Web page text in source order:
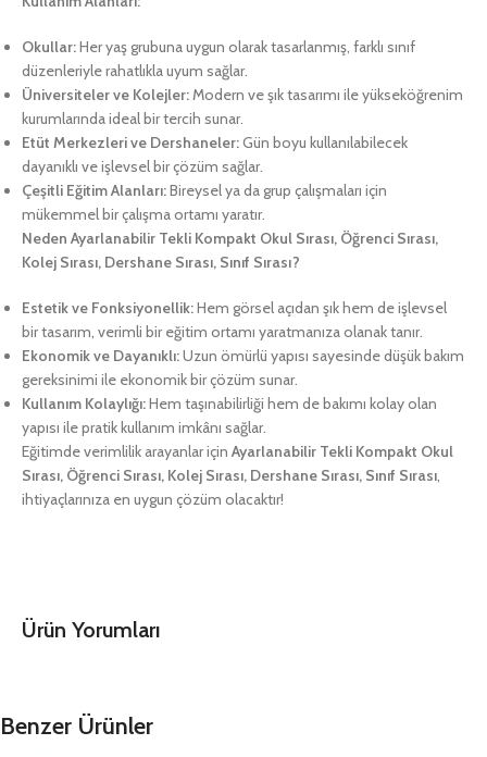
Okullar:Her yaş grubuna uygun olarak tasarlanmış, farklı sınıf
düzenleriyle rahatlıkla uyum sağlar.
Üniversiteler ve Kolejler:Modern ve şık tasarımı ile yükseköğrenim
kurumlarında ideal bir tercih sunar.
Etüt Merkezleri ve Dershaneler:Gün boyu kullanılabilecek
dayanıklı ve işlevsel bir çözüm sağlar.
Çeşitli Eğitim Alanları:Bireysel ya da grup çalışmaları için
mükemmel bir çalışma ortamı yaratır.
Neden Ayarlanabilir Tekli Kompakt Okul Sırası, Öğrenci Sırası,
Kolej Sırası, Dershane Sırası, Sınıf Sırası?
Estetik ve Fonksiyonellik:Hem görsel açıdan şık hem de işlevsel
bir tasarım, verimli bir eğitim ortamı yaratmanıza olanak tanır.
Ekonomik ve Dayanıklı:Uzun ömürlü yapısı sayesinde düşük bakım
gereksinimi ile ekonomik bir çözüm sunar.
Kullanım Kolaylığı:Hem taşınabilirliği hem de bakımı kolay olan
yapısı ile pratik kullanım imkânı sağlar.
Eğitimde verimlilik arayanlar için Ayarlanabilir Tekli Kompakt Okul
Sırası, Öğrenci Sırası, Kolej Sırası, Dershane Sırası, Sınıf Sırası,
ihtiyaçlarınıza en uygun çözüm olacaktır!
Ürün Yorumları
Benzer Ürünler